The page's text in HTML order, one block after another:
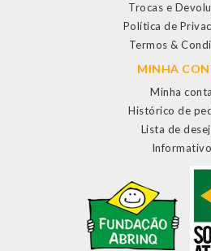
Trocas e
Política de
Termos &
MINHA
Minha conta
Histórico de
Lista de
Informativo